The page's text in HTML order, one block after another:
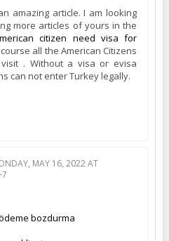
amazing article. I am looking
more articles of yours in the
citizen need visa for
all the American Citizens
. Without a visa or evisa
can not enter Turkey legally.
MAY 16, 2022 AT
bozdurma